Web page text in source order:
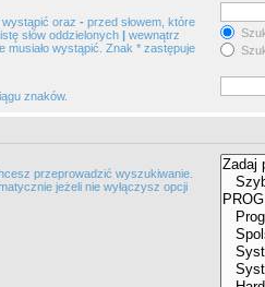
wystąpić oraz - przed słowem, które
słów oddzielonych | wewnątrz
musiało wystąpić. Znak * zastępuje
znaków.
przeprowadzić wyszukiwanie.
jeżeli nie wyłączysz opcji